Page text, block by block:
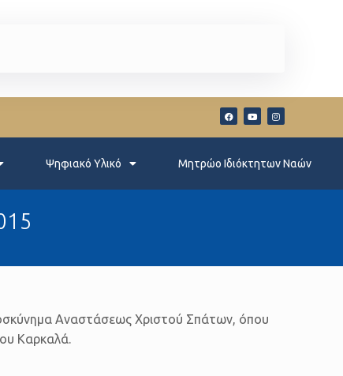
Ψηφιακό Υλικό Μητρώο Ιδιόκτητων Ναών
Αναστάσεως Χριστού Σπάτων, όπου
Καρκαλά.